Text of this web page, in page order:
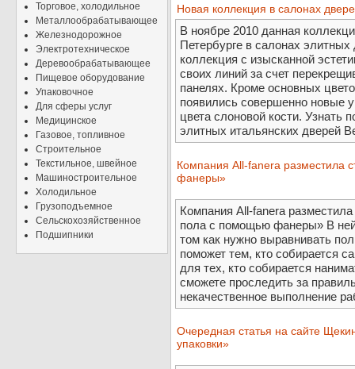
Торговое, холодильное
Металлообрабатывающее
Железнодорожное
Электротехническое
Деревообрабатывающее
Пищевое оборудование
Упаковочное
Для сферы услуг
Медицинское
Газовое, топливное
Строительное
Текстильное, швейное
Машиностроительное
Холодильное
Грузоподъемное
Сельскохозяйственное
Подшипники
Новая коллекция в салонах
В ноябре 2010 данная
Петербурге в салонах
коллекция с изысканной
своих линий за счет
панелях. Кроме основных
появились совершенно новые
цвета слоновой кости. Узнать
элитных итальянских дверей
Компания All-fanera размеcтила
фанеры»
Компания All-fanera
пола с помощью фанеры» В
том как нужно выравнивать
поможет тем, кто собирается
для тех, кто собирается
сможете проследить за
некачественное выполнение
Очередная статья на сайте
упаковки»